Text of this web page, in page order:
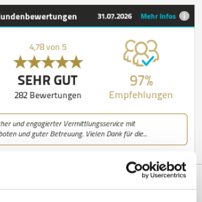
Wir sind